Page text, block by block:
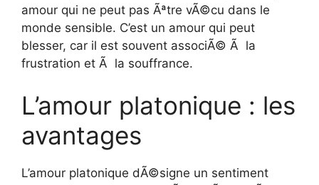
amour qui ne peut pas Ãªtre vÃ©cu dans le
monde sensible. C’est un amour qui peut
blesser, car il est souvent associÃ© Ã la
frustration et Ã la souffrance.
L’amour platonique : les
avantages
L’amour platonique dÃ©signe un sentiment